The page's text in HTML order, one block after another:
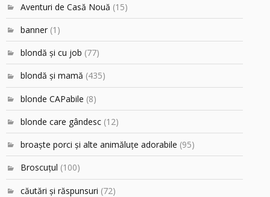
Aventuri de Casă Nouă (15)
banner (1)
blondă şi cu job (77)
blondă şi mamă (435)
blonde CAPabile (8)
blonde care gândesc (12)
broaşte porci şi alte animăluţe adorabile (95)
Broscuțul (100)
căutări şi răspunsuri (72)